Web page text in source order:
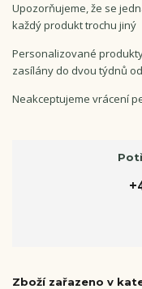
Upozorňujeme, že se
každý produkt trochu jiný
Personalizované
zasílány do dvou týdnů
Neakceptujeme vrácení
Zboží zařazeno v